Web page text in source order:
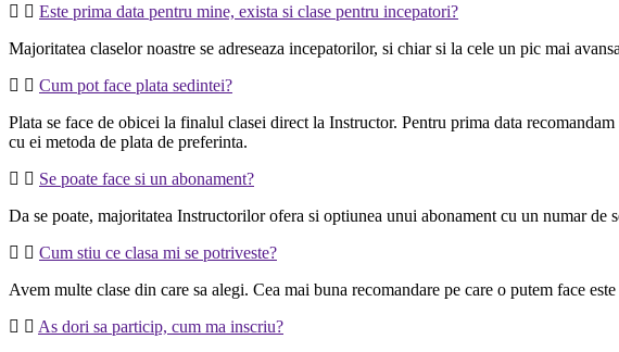
Este prima data pentru mine, exista si clase pentru incepatori?
Majoritatea claselor noastre se adreseaza incepatorilor, si chiar si la cele un pic mai
Cum pot face plata sedintei?
Plata se face de obicei la finalul clasei direct la Instructor. Pentru prima data
cu ei metoda de plata de preferinta.
Se poate face si un abonament?
Da se poate, majoritatea Instructorilor ofera si optiunea unui abonament cu un numar
Cum stiu ce clasa mi se potriveste?
Avem multe clase din care sa alegi. Cea mai buna recomandare pe care o putem face
As dori sa particip, cum ma inscriu?